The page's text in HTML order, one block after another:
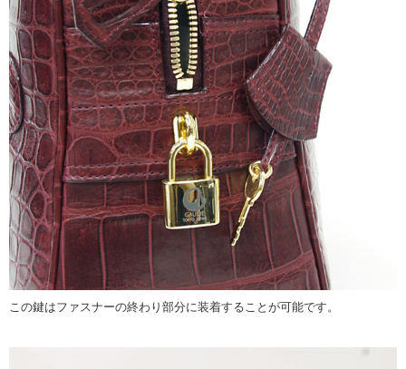
この鍵はファスナーの終わり部分に装着することが可能です。